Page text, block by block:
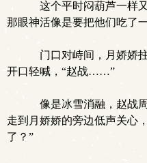
这个平时闷葫芦一样
那眼神活像是要把他们吃了一
门口对峙间，月娇娇
开口轻喊，“赵战……”
像是冰雪消融，赵战
走到月娇娇的旁边低声关心
了？”